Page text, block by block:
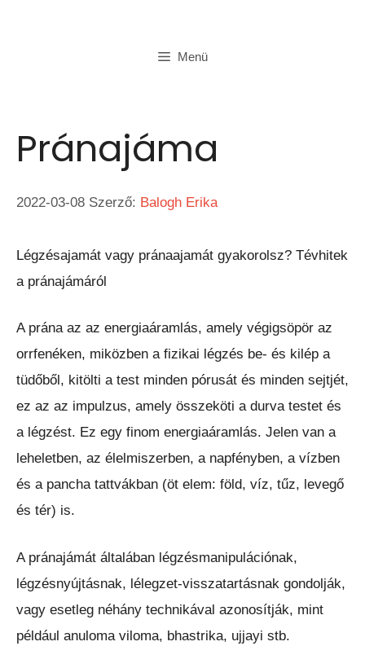
Menü
Pránajáma
2022-03-08 Szerző: Balogh Erika
Légzésajamát vagy pránaajamát gyakorolsz? Tévhitek
a pránajámáról
A prána az az energiaáramlás, amely végigsöpör az
orrfenéken, miközben a fizikai légzés be- és kilép a
tüdőből, kitölti a test minden pórusát és minden sejtjét,
ez az az impulzus, amely összeköti a durva testet és
a légzést. Ez egy finom energiaáramlás. Jelen van a
leheletben, az élelmiszerben, a napfényben, a vízben
és a pancha tattvákban (öt elem: föld, víz, tűz, levegő
és tér) is.
A pránajámát általában légzésmanipulációnak,
légzésnyújtásnak, lélegzet-visszatartásnak gondolják,
vagy esetleg néhány technikával azonosítják, mint
például anuloma viloma, bhastrika, ujjayi stb.